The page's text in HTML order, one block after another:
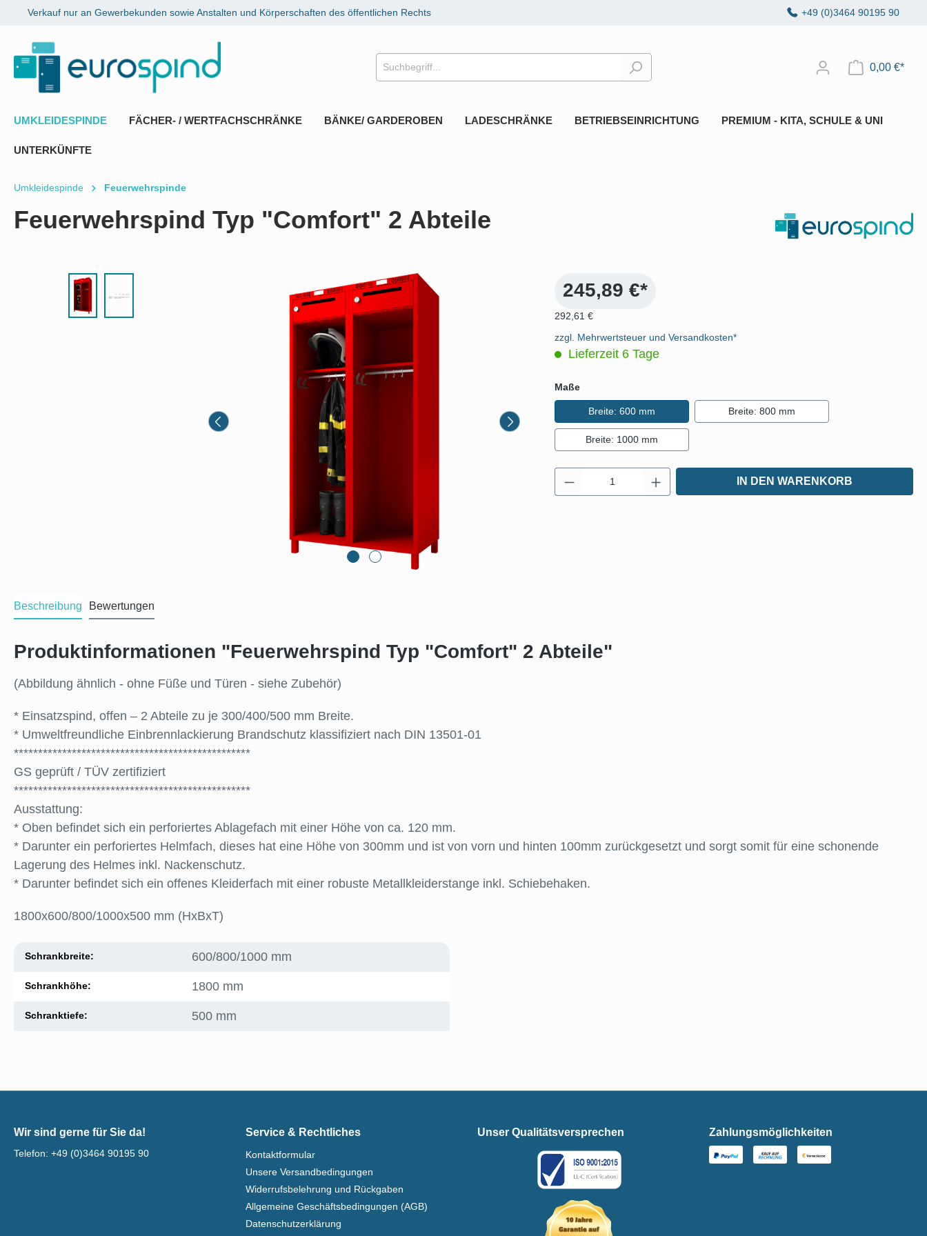
Zur Hauptnavigation springen
Verkauf nur an Gewerbekunden sowie Anstalten und Körperschaften des öffentlichen Rechts +49 (0)3464 90195 90
0,00 €*
UMKLEIDESPINDE FÄCHER- / WERTFACHSCHRÄNKE BÄNKE/ GARDEROBEN LADESCHRÄNKE BETRIEBSEINRICHTUNG PREMIUM - KITA, SCHULE & UNI
UNTERKÜNFTE
Umkleidespinde Feuerwehrspinde
Feuerwehrspind Typ "Comfort" 2 Abteile
Bildergalerie überspringen 245,89 €*
292,61 €
zzgl. Mehrwertsteuer und Versandkosten*
Lieferzeit 6 Tage
Maßeauswählen
Breite: 600 mm Breite: 800 mm
Breite: 1000 mm
Produkt Anzahl: Gib den gewünschten Wert ein
IN DEN WARENKORB
Beschreibung Bewertungen
Produktinformationen "Feuerwehrspind Typ "Comfort" 2 Abteile"
(Abbildung ähnlich - ohne Füße und Türen - siehe Zubehör)
* Einsatzspind, offen – 2 Abteile zu je 300/400/500 mm Breite.
* Umweltfreundliche Einbrennlackierung Brandschutz klassifiziert nach DIN 13501-01
*************************************************
GS geprüft / TÜV zertifiziert
*************************************************
Ausstattung:
* Oben befindet sich ein perforiertes Ablagefach mit einer Höhe von ca. 120 mm.
* Darunter ein perforiertes Helmfach, dieses hat eine Höhe von 300mm und ist von vorn und hinten 100mm zurückgesetzt und sorgt somit für eine schonende
Lagerung des Helmes inkl. Nackenschutz.
* Darunter befindet sich ein offenes Kleiderfach mit einer robuste Metallkleiderstange inkl. Schiebehaken.
1800x600/800/1000x500 mm (HxBxT)
Schrankbreite: 600/800/1000 mm
Schrankhöhe: 1800 mm
Schranktiefe: 500 mm
Wir sind gerne für Sie da!
Telefon: +49 (0)3464 90195 90
Service & Rechtliches
Kontaktformular
Unsere Versandbedingungen
Widerrufsbelehrung und Rückgaben
Allgemeine Geschäftsbedingungen (AGB)
Datenschutzerklärung
Unser Qualitätsversprechen Zahlungsmöglichkeiten